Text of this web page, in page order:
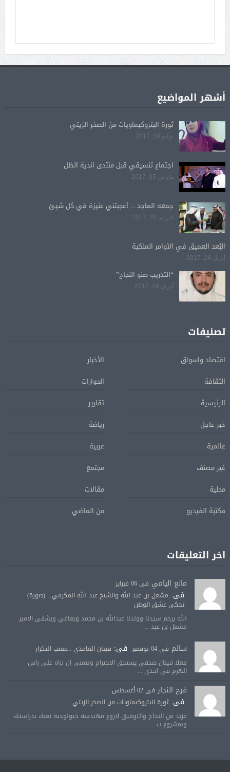
أشهر المواضيع
ثورة البتروكيماويات من الصخر الزيتي
يوليو 30, 2017
اجتماع تنسيقي قبل منتدى اندية الظل
مارس 03, 2017
جمعه الماجد… أعجبتني عنيزة في كل شيئ
فبراير 28, 2017
البُعد العميق في الأوامر الملكية
أبريل 24, 2017
“التدريب صنو النجاح”
أبريل 16, 2017
تصنيفات
اقتصاد واسواق
الأخبار
الثقافة
الحوارات
الرئيسية
تقارير
خبر عاجل
رياضة
عالمية
عربية
غير مصنف
مجتمع
محلية
مقالات
مكتبة الفيديو
من الماضي
اخر التعليقات
مانع اليامي فى 06 فبراير
فى: مشعل بن عبد الله والشيخ عبد الله المكرمي... (صورة)
تحكي عشق الوطن
الله يرحم سيدنا وولدنا عبدالله بن محمد ويعافي ويشفى الامير
مشعل بن عبد ...
سالم فى 04 نوفمبر فى: قينان الغامدي ...صعب التكرار
فعلا قينان صحفي يستحق الاحترام ونتمنى ان نراه على راس
الهرم في احدى ...
فرح النجار فى 02 أغسطس
فى:ثورة البتروكيماويات من الصخر الزيتي
مزيد من النجاح والتوفيق لاروع مهندسه جيولوجيه تعبك بدراستك
وبمشروع ت ...